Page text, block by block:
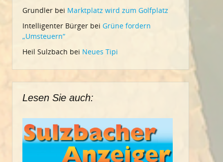
Grundler bei Marktplatz wird zum Golfplatz
Intelligenter Bürger bei Grüne fordern
„Umsteuern“
Heil Sulzbach bei Neues Tipi
Lesen Sie auch: